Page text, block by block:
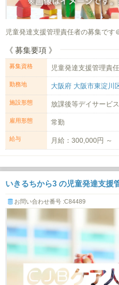
児童発達支援管理責任者の募集です
《 募集要項 》
募集資格 児童発達支援管理責
勤務地 大阪府 大阪市東淀川
施設形態 放課後等デイサービ
雇用形態 常勤
給与 月給：300,000円 ～
いきるちから3 の児童発達支援
お問い合わせ番号 :C84489